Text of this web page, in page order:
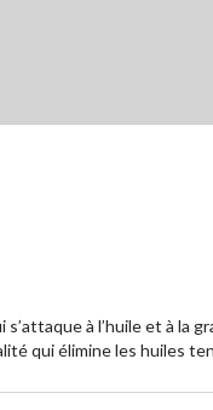
à l’huile et à la
qui élimine les huiles